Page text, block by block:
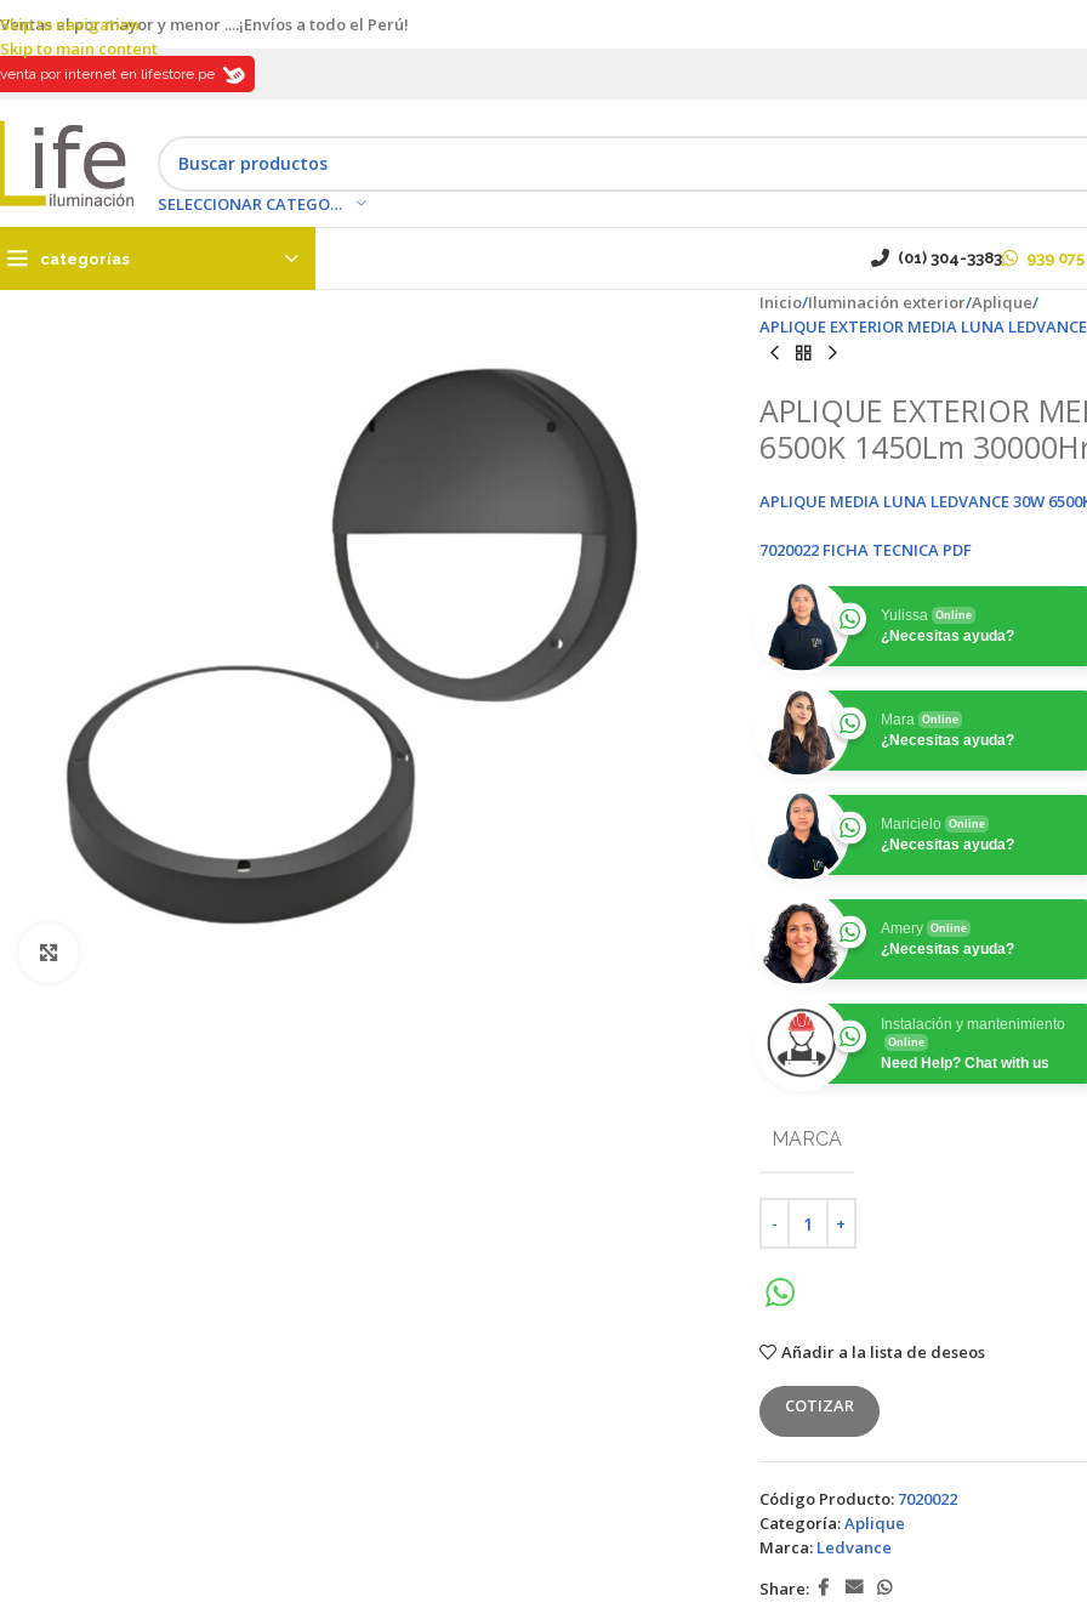
Skip to navigation
Skip to main content
Ventas al por mayor y menor ....¡Envíos a todo el Perú!
venta por internet en lifestore.pe
SELECCIONAR CATEGORÍA
categorías (01) 304-3383 939 075
Inicio Iluminación exterior Aplique
APLIQUE EXTERIOR MEDIA LUNA
APLIQUE EXTERIOR
6500K 1450Lm
APLIQUE MEDIA LUNA LEDVANCE 30W
7020022 FICHA TECNICA PDF
Yulissa Online
¿Necesitas ayuda?
Mara Online
¿Necesitas ayuda?
Maricielo Online
¿Necesitas ayuda?
Amery Online
¿Necesitas ayuda?
Instalación y mantenimiento
Online
Need Help? Chat with us
MARCA
Añadir a la lista de deseos
COTIZAR
Código Producto: 7020022
Categoría:Aplique
Marca: Ledvance
Share: